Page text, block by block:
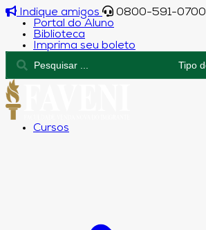
Indique amigos
0800-591-0700
Portal do Aluno
Biblioteca
Imprima seu boleto
Cursos